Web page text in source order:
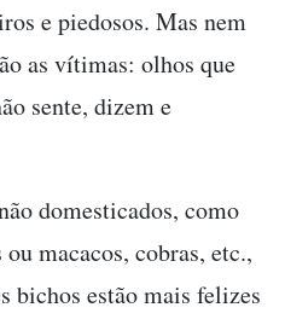
e piedosos. Mas nem
as vítimas: olhos que
sente, dizem e
domesticados, como
macacos, cobras, etc.,
bichos estão mais felizes